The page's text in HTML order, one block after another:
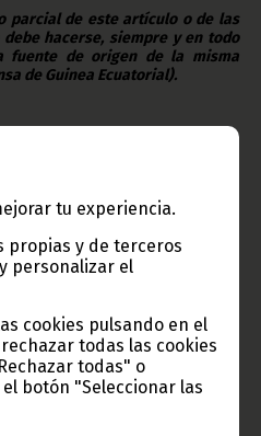
tu experiencia.
propias y de terceros
personalizar el
cookies pulsando en el
todas las cookies
todas" o
botón "Seleccionar las
parcial de este artículo o de las
hacerse, siempre y en todo
fuente de origen de la misma
de Guinea Ecuatorial).
Guinea Ecuatorial